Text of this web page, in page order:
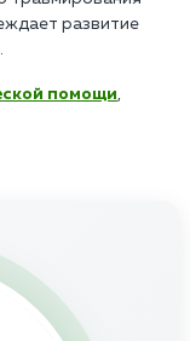
развитие
помощи,